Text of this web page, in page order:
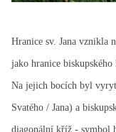
Hranice sv. Jana vznikla
jako hranice
Na jejich bocích byl
Svatého / Jana) a
diagonální kříž - symbol